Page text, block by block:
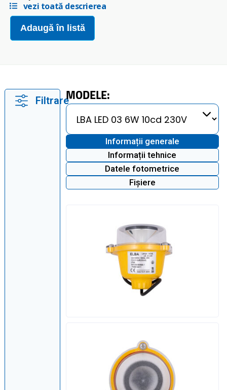
vezi toată descrierea
Adaugă în listă
FiltrareMODELE:
Informații generale
Informații tehnice
Datele fotometrice
Fișiere